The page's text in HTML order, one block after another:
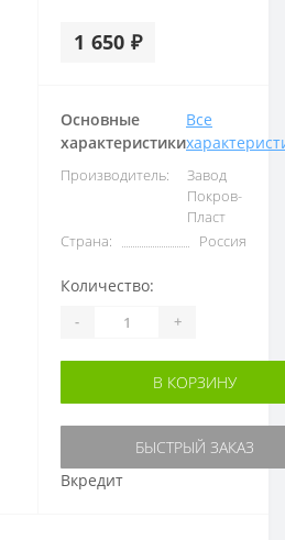
1 650 ₽
Основные
характеристики
Все
Производитель:
Завод
Покров-
Пласт
Страна:
Россия
Количество:
- +
В КОРЗИНУ
БЫСТРЫЙ ЗАКАЗ
Вкредит